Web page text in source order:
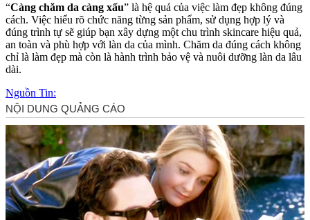
“Càng chăm da càng xấu” là hệ quả của việc làm đẹp không đúng
cách. Việc hiểu rõ chức năng từng sản phẩm, sử dụng hợp lý và
đúng trình tự sẽ giúp bạn xây dựng một chu trình skincare hiệu quả,
an toàn và phù hợp với làn da của mình. Chăm da đúng cách không
chỉ là làm đẹp mà còn là hành trình bảo vệ và nuôi dưỡng làn da lâu
dài.
Nguồn Tin: